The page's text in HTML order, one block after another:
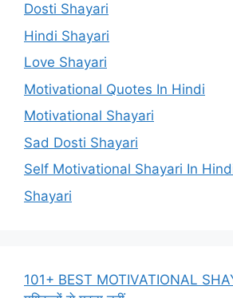
Dosti Shayari
Hindi Shayari
Love Shayari
Motivational Quotes In Hindi
Motivational Shayari
Sad Dosti Shayari
Self Motivational Shayari In
Shayari
101+ BEST MOTIVATIONAL